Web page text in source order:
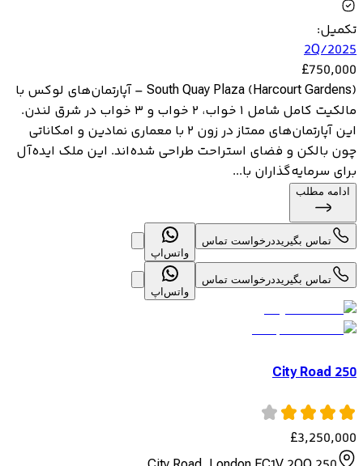
تکمیل:
2Q/2025
£750,000
South Quay Plaza (Harcourt Gardens) – آپارتمان‌های لوکس با
مالکیت کامل شامل ۱ خواب، ۲ خواب و ۳ خواب در شرق لندن.
این آپارتمان‌های ممتاز در زون ۲ با معماری نمادین و امکاناتی
چون بالکن و فضای استراحت طراحی شده‌اند. این ملک ایده‌آل
برای سرمایه‌گذاران با...
ادامه مطلب
تماس بگیرید درخواست تماس
واتس‌اپ
تماس بگیرید درخواست تماس
واتس‌اپ
250 City Road
£3,250,000